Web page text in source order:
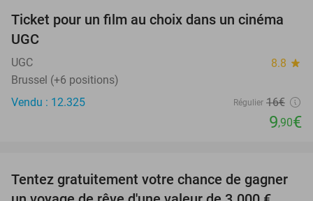
38%
Ticket pour un film au choix dans un cinéma
UGC
UGC 8.8 star
Brussel (+6 positions)
Vendu : 12.325
Régulier 16€
9,90€
Tentez gratuitement votre chance de gagner